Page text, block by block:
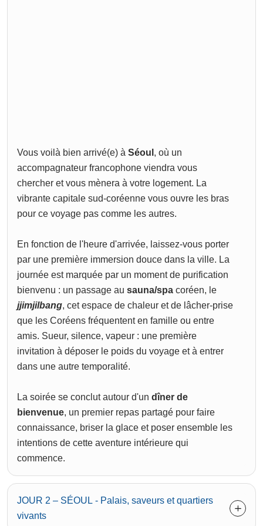
Vous voilà bien arrivé(e) à Séoul , où un
accompagnateur francophone viendra vous
chercher et vous mènera à votre logement. La
vibrante capitale sud-coréenne vous ouvre les bras
pour ce voyage pas comme les autres.
En fonction de l'heure d'arrivée, laissez-vous porter
par une première immersion douce dans la ville. La
journée est marquée par un moment de purification
bienvenu : un passage au sauna/spa coréen, le
jjimjilbang, cet espace de chaleur et de lâcher-prise
que les Coréens fréquentent en famille ou entre
amis. Sueur, silence, vapeur : une première
invitation à déposer le poids du voyage et à entrer
dans une autre temporalité.
La soirée se conclut autour d'un dîner de
bienvenue, un premier repas partagé pour faire
connaissance, briser la glace et poser ensemble les
intentions de cette aventure intérieure qui
commence.
JOUR 2 – SÉOUL - Palais, saveurs et quartiers
vivants